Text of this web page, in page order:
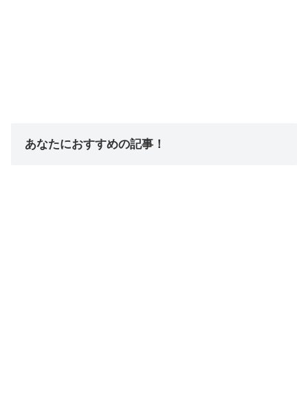
あなたにおすすめの記事！